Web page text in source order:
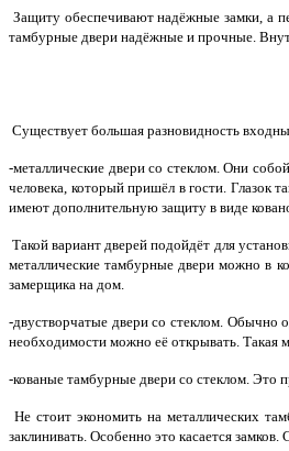
Защиту обеспечивают надёжные замки, а
тамбурные двери надёжные и прочные.
Существует большая разновидность
-металлические двери со стеклом. Они
человека, который пришёл в гости. Глазок
имеют дополнительную защиту в виде
Такой вариант дверей подойдёт для
металлические тамбурные двери можно в
замерщика на дом.
-двустворчатые двери со стеклом. Обычно
необходимости можно её открывать. Такая
-кованые тамбурные двери со стеклом. Это
Не стоит экономить на металлических
заклинивать. Особенно это касается